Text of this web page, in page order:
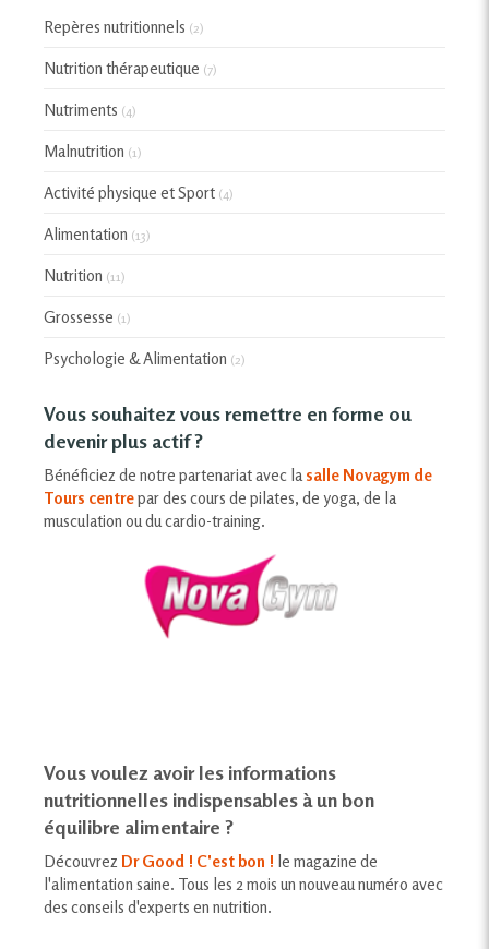
Repères nutritionnels (2)
Nutrition thérapeutique (7)
Nutriments (4)
Malnutrition (1)
Activité physique et Sport (4)
Alimentation (13)
Nutrition (11)
Grossesse (1)
Psychologie & Alimentation (2)
Vous souhaitez vous remettre en forme ou
devenir plus actif ?
Bénéficiez de notre partenariat avec la salle Novagym de
Tours centrepar des cours de pilates, de yoga, de la
musculation ou du cardio-training.
Vous voulez avoir les informations
nutritionnelles indispensables à un bon
équilibre alimentaire ?
Découvrez Dr Good ! C'est bon ! le magazine de
l'alimentation saine. Tous les 2 mois un nouveau numéro avec
des conseils d'experts en nutrition.